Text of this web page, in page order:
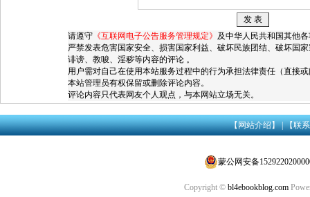
请遵守 《互联网电子公告服务管理规定》 及中华人民共和国其他
严禁发表危害国家安全、损害国家利益、破坏民族团结、破坏国
诽谤、教唆、淫秽等内容的评论 。
用户需对自己在使用本站服务过程中的行为承担法律责任（直接
本站管理员有权保留或删除评论内容。
评论内容只代表网友个人观点，与本网站立场无关。
【网站介绍】|【联
蒙公网安备
Copyright © bl4ebookblog.com